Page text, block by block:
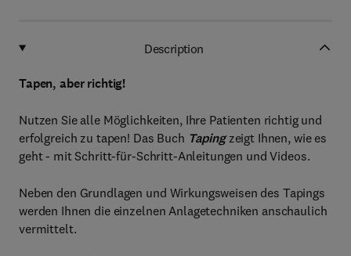
Description
Tapen, aber richtig!
Nutzen Sie alle Möglichkeiten, Ihre Patienten richtig und
erfolgreich zu tapen! Das Buch Tapingzeigt Ihnen, wie es
geht - mit Schritt-für-Schritt-Anleitungen und Videos.
Neben den Grundlagen und Wirkungsweisen des Tapings
werden Ihnen die einzelnen Anlagetechniken anschaulich
vermittelt.